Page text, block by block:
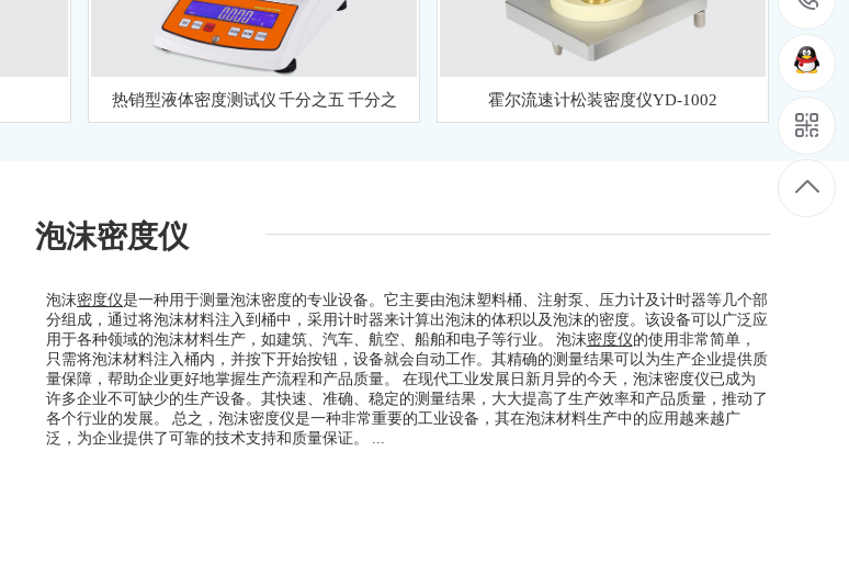
热销型液体密度测试仪 千分之五 千分之 霍尔流速计松装密度仪YD-1002
泡沫密度仪
泡沫密度仪是一种用于测量泡沫密度的专业设备。它主要由泡沫塑料桶、注射泵、压力计及计时器等几个部
分组成，通过将泡沫材料注入到桶中，采用计时器来计算出泡沫的体积以及泡沫的密度。该设备可以广泛应
用于各种领域的泡沫材料生产，如建筑、汽车、航空、船舶和电子等行业。 泡沫密度仪的使用非常简单，
只需将泡沫材料注入桶内，并按下开始按钮，设备就会自动工作。其精确的测量结果可以为生产企业提供质
量保障，帮助企业更好地掌握生产流程和产品质量。 在现代工业发展日新月异的今天，泡沫密度仪已成为
许多企业不可缺少的生产设备。其快速、准确、稳定的测量结果，大大提高了生产效率和产品质量，推动了
各个行业的发展。 总之，泡沫密度仪是一种非常重要的工业设备，其在泡沫材料生产中的应用越来越广
泛，为企业提供了可靠的技术支持和质量保证。 ...